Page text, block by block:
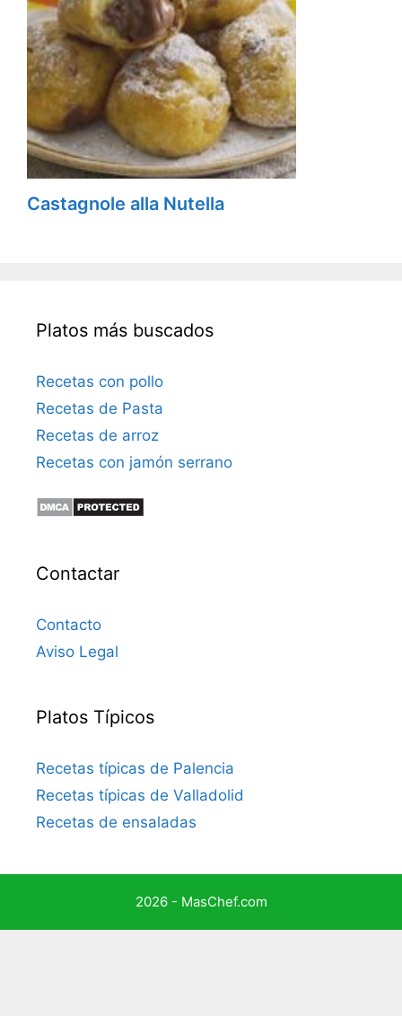
Castagnole alla Nutella
Platos más buscados
Recetas con pollo
Recetas de Pasta
Recetas de arroz
Recetas con jamón serrano
Contactar
Contacto
Aviso Legal
Platos Típicos
Recetas típicas de Palencia
Recetas típicas de Valladolid
Recetas de ensaladas
2026 - MasChef.com